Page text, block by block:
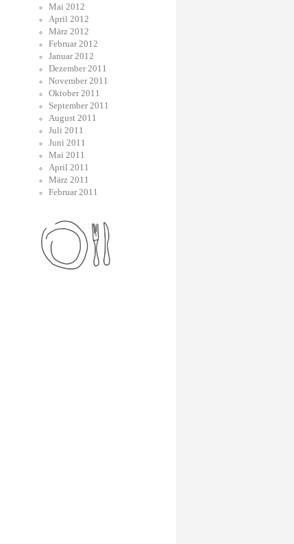
Mai 2012
April 2012
März 2012
Februar 2012
Januar 2012
Dezember 2011
November 2011
Oktober 2011
September 2011
August 2011
Juli 2011
Juni 2011
Mai 2011
April 2011
März 2011
Februar 2011